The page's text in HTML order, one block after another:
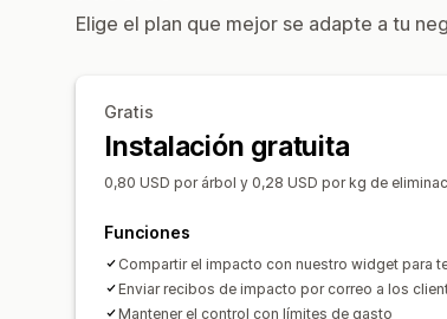
Elige el plan que mejor se adapte a tu
Gratis
Instalación gratuita
0,80 USD por árbol y 0,28 USD por kg de
Funciones
Compartir el impacto con nuestro widget para
Enviar recibos de impacto por correo a los
Mantener el control con límites de gasto